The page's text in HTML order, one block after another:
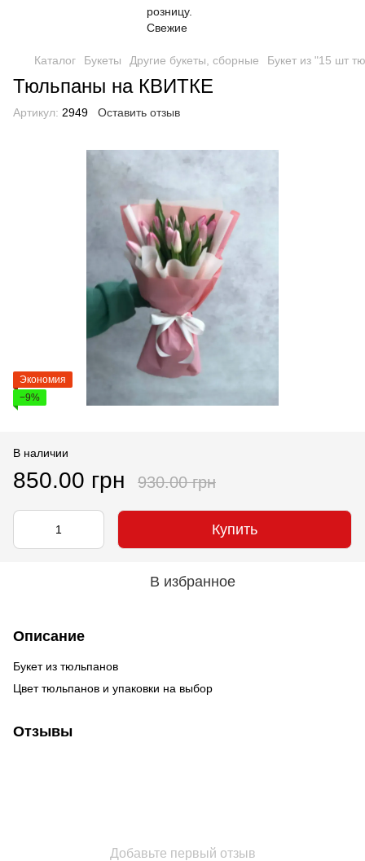
Каталог Букеты Другие букеты, сборные Букет из "15 шт
Тюльпаны на КВИТКЕ
Артикул: 2949 Оставить отзыв
Экономия
−9%
В наличии
850.00 грн 930.00 грн
Купить
В избранное
Описание
Букет из тюльпанов
Цвет тюльпанов и упаковки на выбор
Отзывы
Добавьте первый отзыв